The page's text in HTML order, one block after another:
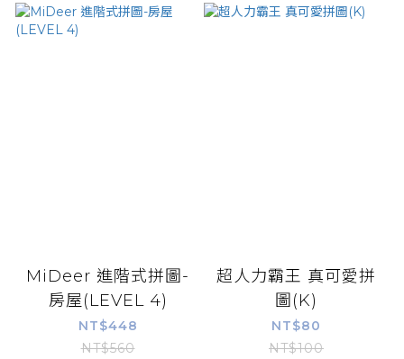
MiDeer 進階式拼圖-
房屋(LEVEL 4)
NT$448
NT$560
超人力霸王 真可愛拼
圖(K)
NT$80
NT$100